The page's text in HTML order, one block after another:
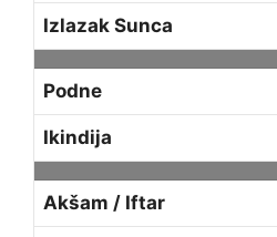
Izlazak Sunca
Podne
Ikindija
Akšam / Iftar